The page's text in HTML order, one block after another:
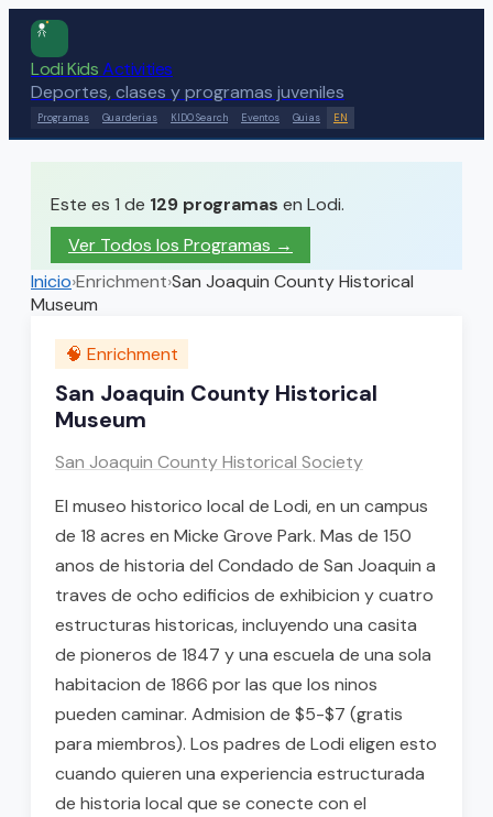
Lodi KidsActivities
Deportes, clases y programas juveniles
Programas Guarderias KIDO Search Eventos Guias EN
Este es 1 de 129 programas en Lodi.
Ver Todos los Programas →
Inicio›Enrichment›San Joaquin County Historical
Museum
🧠 Enrichment
San Joaquin County Historical
Museum
San Joaquin County Historical Society
El museo historico local de Lodi, en un campus
de 18 acres en Micke Grove Park. Mas de 150
anos de historia del Condado de San Joaquin a
traves de ocho edificios de exhibicion y cuatro
estructuras historicas, incluyendo una casita
de pioneros de 1847 y una escuela de una sola
habitacion de 1866 por las que los ninos
pueden caminar. Admision de $5-$7 (gratis
para miembros). Los padres de Lodi eligen esto
cuando quieren una experiencia estructurada
de historia local que se conecte con el